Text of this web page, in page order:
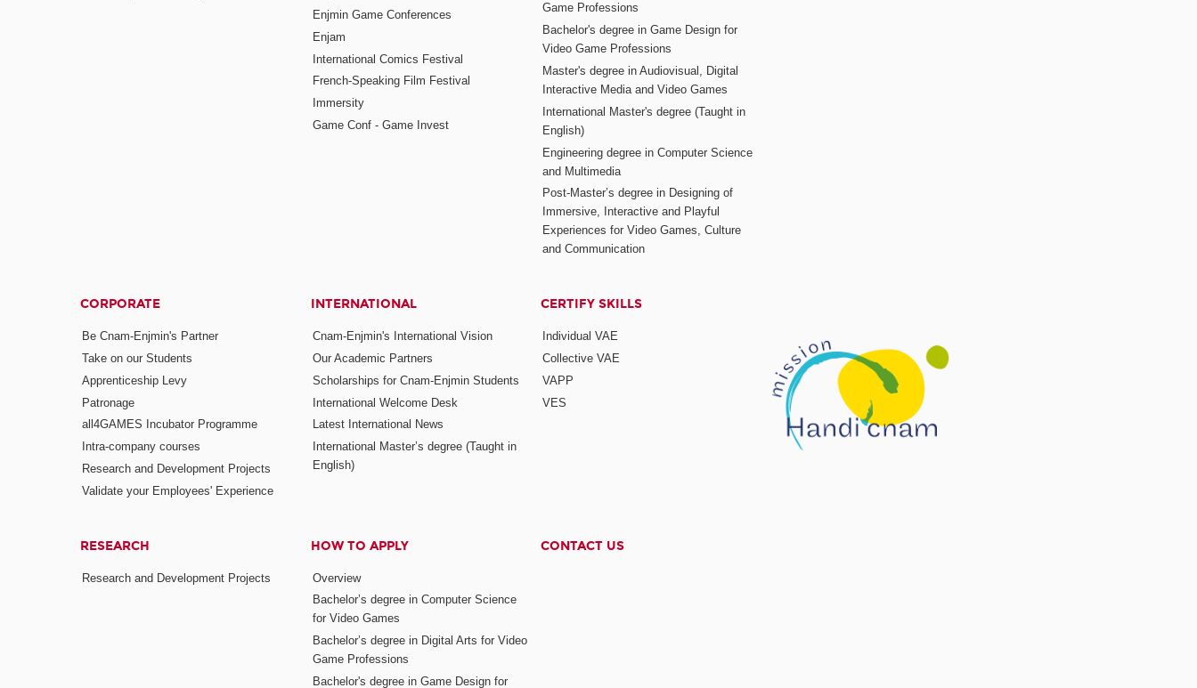
Enjmin Game Conferences
Enjam
International Comics Festival
French-Speaking Film Festival
Immersity
Game Conf - Game Invest
Game Professions
Bachelor's degree in Game Design for
Video Game Professions
Master's degree in Audiovisual, Digital
Interactive Media and Video Games
International Master's degree (Taught in
English)
Engineering degree in Computer Science
and Multimedia
Post-Master’s degree in Designing of
Immersive, Interactive and Playful
Experiences for Video Games, Culture
and Communication
CORPORATE
Be Cnam-Enjmin's Partner
Take on our Students
Apprenticeship Levy
Patronage
all4GAMES Incubator Programme
Intra-company courses
Research and Development Projects
Validate your Employees' Experience
INTERNATIONAL
Cnam-Enjmin's International Vision
Our Academic Partners
Scholarships for Cnam-Enjmin Students
International Welcome Desk
Latest International News
International Master’s degree (Taught in
English)
CERTIFY SKILLS
Individual VAE
Collective VAE
VAPP
VES
RESEARCH
Research and Development Projects
HOW TO APPLY
Overview
Bachelor’s degree in Computer Science
for Video Games
Bachelor’s degree in Digital Arts for Video
Game Professions
Bachelor's degree in Game Design for
CONTACT US